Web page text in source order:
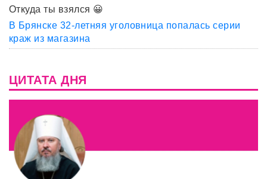
Откуда ты взялся 😀
В Брянске 32-летняя уголовница попалась серии
краж из магазина
ЦИТАТА ДНЯ